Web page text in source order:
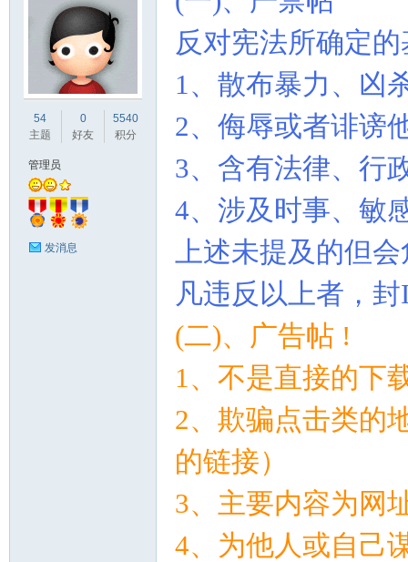
54
主题
0
好友
5540
积分
管理员
发消息
反对宪法所确定
1、散布暴力、凶
2、侮辱或者诽谤
3、含有法律、行
4、涉及时事、敏
上述未提及的但
凡违反以上者，封
(二)、广告帖 !
1、不是直接的下
2、欺骗点击类的
的链接）
3、主要内容为网
4、为他人或自己